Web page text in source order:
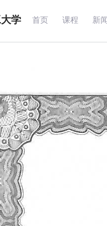
学 首页 课程 新